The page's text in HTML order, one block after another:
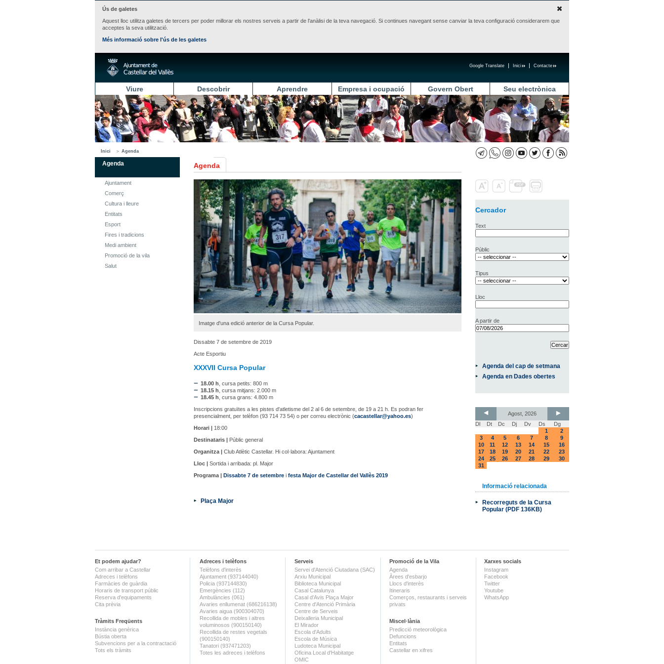
Ús de galetes
Aquest lloc utilitza galetes de tercers per poder millorar els nostres serveis a partir de l'anàlisi de la teva navegació. Si continues navegant sense canviar la teva configuració considerarem que
acceptes la seva utilització.
Més informació sobre l'ús de les galetes
Contacte
Inici
Google Translate
Viure Descobrir Aprendre Empresa i ocupació Govern Obert Seu electrònica
Inici Agenda
Agenda
Ajuntament
Comerç
Cultura i lleure
Entitats
Esport
Fires i tradicions
Medi ambient
Promoció de la vila
Salut
Agenda
Imatge d'una edició anterior de la Cursa Popular.
Dissabte 7 de setembre de 2019
Acte Esportiu
XXXVII Cursa Popular
18.00 h , cursa petits: 800 m
18.15 h , cursa mitjans: 2.000 m
18.45 h , cursa grans: 4.800 m
Inscripcions gratuïtes a les pistes d'atletisme del 2 al 6 de setembre, de 19 a 21 h. Es podran fer
presencialment, per telèfon (93 714 73 54) o per correu electrònic (cacastellar@yahoo.es)
Horari | 18:00
Destinataris | Públic general
Organitza | Club Atlètic Castellar. Hi col·labora: Ajuntament
Lloc | Sortida i arribada: pl. Major
Programa | Dissabte 7 de setembre i festa Major de Castellar del Vallès 2019
Plaça Major
Cercador
Text
Públic
Tipus
Lloc
A partir de
Agenda del cap de setmana
Agenda en Dades obertes
Agost, 2026
Dl
Dt Dc Dj Dv Ds
Dg
1
2
3
4 5 6 7 8
9
10
11 12 13 14 15
16
17
18 19 20 21 22
23
24
25 26 27 28 29
30
31
Informació relacionada
Recorreguts de la Cursa
Popular (PDF 136KB)
Et podem ajudar?
Com arribar a Castellar
Adreces i telèfons
Farmàcies de guàrdia
Horaris de transport públic
Reserva d'equipaments
Cita prèvia
Tràmits Freqüents
Instància genèrica
Bústia oberta
Subvencions per a la contractació
Tots els tràmits
Adreces i telèfons
Telèfons d'interès
Ajuntament (937144040)
Policia (937144830)
Emergències (112)
Ambulàncies (061)
Avaries enllumenat (686216138)
Avaries aigua (900304070)
Recollida de mobles i altres
voluminosos (900150140)
Recollida de restes vegetals
(900150140)
Tanatori (937471203)
Totes les adreces i telèfons
Serveis
Servei d'Atenció Ciutadana (SAC)
Arxiu Municipal
Biblioteca Municipal
Casal Catalunya
Casal d'Avis Plaça Major
Centre d'Atenció Primària
Centre de Serveis
Deixalleria Municipal
El Mirador
Escola d'Adults
Escola de Música
Ludoteca Municipal
Oficina Local d'Habitatge
OMIC
Promoció de la Vila
Agenda
Àrees d'esbarjo
Llocs d'interès
Itineraris
Comerços, restaurants i serveis
privats
Miscel·lània
Predicció meteorològica
Defuncions
Entitats
Castellar en xifres
Xarxes socials
Instagram
Facebook
Twitter
Youtube
WhatsApp